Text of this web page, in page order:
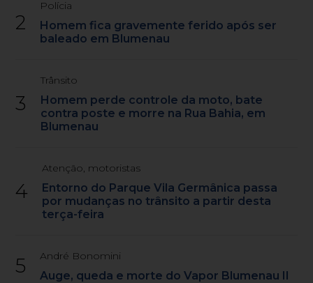
2
Polícia
Homem fica gravemente ferido após ser
baleado em Blumenau
3
Trânsito
Homem perde controle da moto, bate
contra poste e morre na Rua Bahia, em
Blumenau
4
Atenção, motoristas
Entorno do Parque Vila Germânica passa
por mudanças no trânsito a partir desta
terça-feira
5 André Bonomini
Auge, queda e morte do Vapor Blumenau II